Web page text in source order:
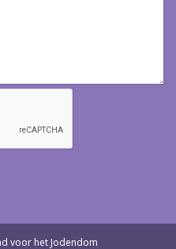
voor het Jodendom